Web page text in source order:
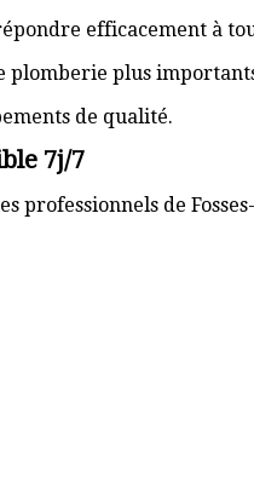
efficacement à
plus
de qualité.
7j/7
de